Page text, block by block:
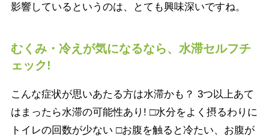
影響しているというのは、とても興味深いですね。
むくみ・冷えが気になるなら、水滞セルフチ
ェック!
こんな症状が思いあたる方は水滞かも？ 3つ以上あて
はまったら水滞の可能性あり! □水分をよく摂るわりに
トイレの回数が少ない □お腹を触ると冷たい、お腹が